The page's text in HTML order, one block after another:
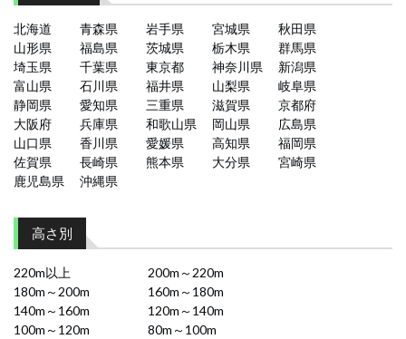
北海道 青森県 岩手県 宮城県
秋田県
山形県
福島県 茨城県 栃木県
群馬県
埼玉県
千葉県 東京都 神奈川県
新潟県
富山県
石川県 福井県 山梨県
岐阜県
静岡県
愛知県 三重県 滋賀県
京都府
大阪府
兵庫県 和歌山県 岡山県
広島県
山口県
香川県 愛媛県 高知県
福岡県
佐賀県
長崎県 熊本県 大分県
宮崎県
鹿児島県
沖縄県
高さ別
220m以上
200m～220m
180m～200m
160m～180m
140m～160m
120m～140m
100m～120m
80m～100m